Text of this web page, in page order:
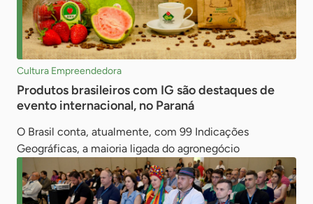
Cultura Empreendedora
Produtos brasileiros com IG são destaques de
evento internacional, no Paraná
O Brasil conta, atualmente, com 99 Indicações
Geográficas, a maioria ligada do agronegócio